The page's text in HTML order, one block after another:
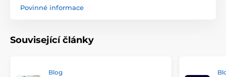
Povinné informace
Související články
Blog